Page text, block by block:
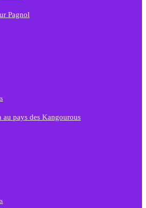
Pagnol
au pays des Kangourous